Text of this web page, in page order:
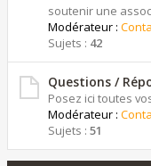
soutenir une
Modérateur :
Sujets : 42
Questions /
Posez ici toutes
Modérateur :
Sujets : 51